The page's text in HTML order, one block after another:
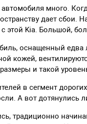
много.
дает сбои.
с этой Kia. Большой,
оснащенный
кожей,
и такой
в сегмент
А вот дотянулись
традиционно